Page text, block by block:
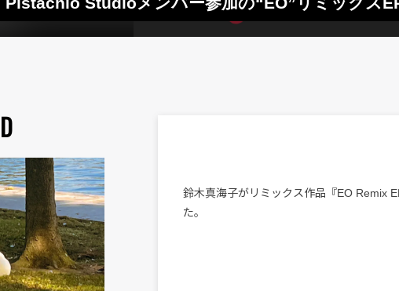
鈴木真海子がリミックス作品『EO Remix
た。